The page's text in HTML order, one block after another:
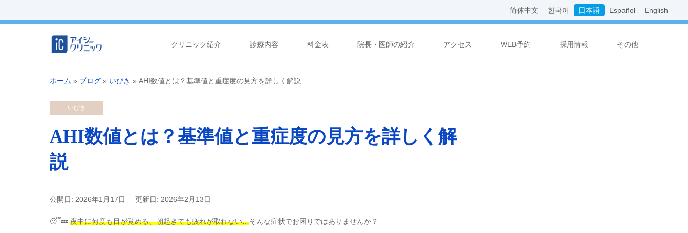
简体中文 한국어 日本語 Español English
クリニック紹介 診療内容 料金表 院長・医師の紹介 アクセス WEB予約 採用情報 その他
ホーム » ブログ » いびき » AHI数値とは？基準値と重症度の見方を詳しく解説
いびき
AHI数値とは？基準値と重症度の見方を詳しく解
説
公開日: 2026年1月17日 更新日: 2026年2月13日
😴💤 夜中に何度も目が覚める、朝起きても疲れが取れない…そんな症状でお困りではありませんか？